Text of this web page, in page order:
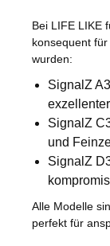
Bei LIFE LIKE
konsequent
wurden:
SignalZ
SignalZ
und
SignalZ
Alle Modelle
perfekt für